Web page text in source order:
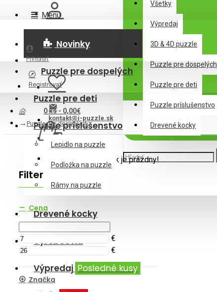
kontakt@i-puzzle.sk
Všetky
Výpredaj
3D & 4D puzzle
Puzzle pre dospelých
Puzzle pre deti
Puzzle príslušenstvo
Drevené kocky
0 ks - 0,00€
Váš nákupný košík je prázdny!
Menu
Novinky
Puzzle pre dospelých
Puzzle pre deti
Puzzle príslušenstvo
Lepidlo na puzzle
Podložka na puzzle
Rámy na puzzle
Drevené kocky
Výrobcovia
Výpredaj Posledné kusy
Prihlásiť
Registrovať
Puzzle pre dospelých
Filter
Cena
€
€
Značka